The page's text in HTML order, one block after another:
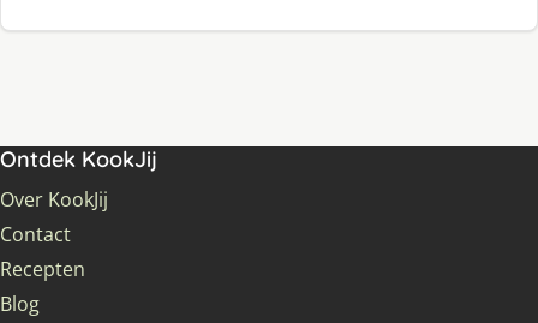
Ontdek KookJij
Over KookJij
Contact
Recepten
Blog